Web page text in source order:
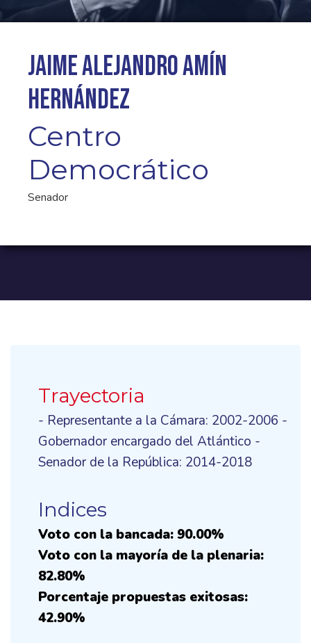
Jaime Alejandro Amín
Hernández
Centro
Democrático
Senador
Trayectoria
- Representante a la Cámara: 2002-2006 -
Gobernador encargado del Atlántico -
Senador de la República: 2014-2018
Indices
Voto con la bancada: 90.00%
Voto con la mayoría de la plenaria:
82.80%
Porcentaje propuestas exitosas:
42.90%